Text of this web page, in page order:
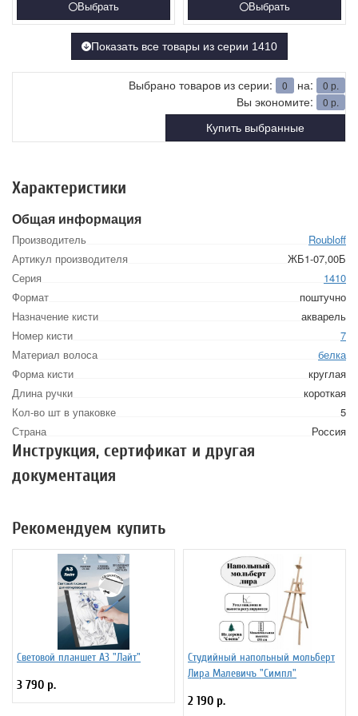
Выбрать Выбрать
Показать все товары из серии 1410
Выбрано товаров из серии: 0 на: 0 р.
Вы экономите: 0 р.
Купить выбранные
Характеристики
Общая информация
Производитель
Roubloff
Артикул производителя
ЖБ1-07,00Б
Серия
1410
Формат
поштучно
Назначение кисти
акварель
Номер кисти
7
Материал волоса
белка
Форма кисти
круглая
Длина ручки
короткая
Кол-во шт в упаковке
5
Страна
Россия
Инструкция, сертификат и другая
документация
Рекомендуем купить
Световой планшет А3 "Лайт"
3 790 р.
Студийный напольный мольберт
Лира Малевичъ "Симпл"
2 190 р.